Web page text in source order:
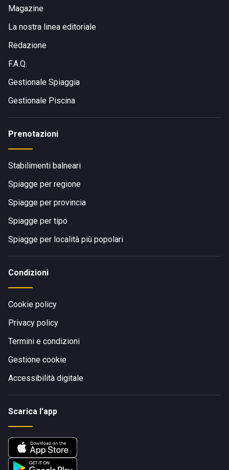
Magazine
La nostra linea editoriale
Redazione
F.A.Q.
Gestionale Spiaggia
Gestionale Piscina
Prenotazioni
Stabilimenti balneari
Spiagge per regione
Spiagge per provincia
Spiagge per tipo
Spiagge per località più popolari
Condizioni
Cookie policy
Privacy policy
Termini e condizioni
Gestione cookie
Accessibilità digitale
Scarica l'app